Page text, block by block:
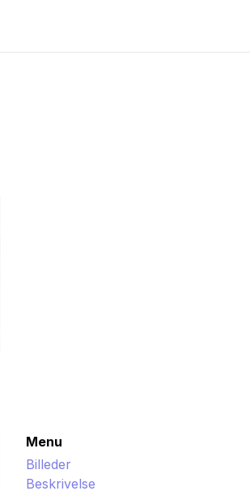
Menu
Billeder
Beskrivelse